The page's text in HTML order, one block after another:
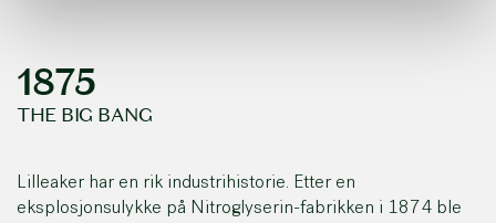
1875
THE BIG BANG
Lilleaker har en rik industrihistorie. Etter en
eksplosjonsulykke på Nitroglyserin-fabrikken i 1874 ble